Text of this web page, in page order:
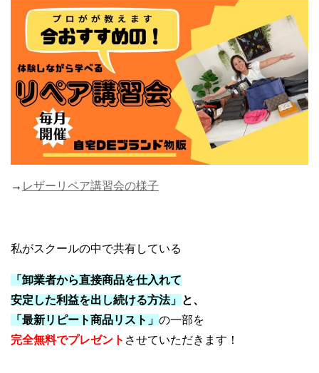
→ レザーリペア講習会の様子
私がスクールの中で共有している
「卸業者から直接商品を仕入れて
安定した利益を出し続ける方法」 と、
「最新リピート商品リスト」 の一部を
完全無料でプレゼント させていただきます！